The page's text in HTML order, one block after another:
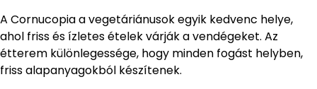
A Cornucopia a vegetáriánusok egyik kedvenc helye,
ahol friss és ízletes ételek várják a vendégeket. Az
étterem különlegessége, hogy minden fogást helyben,
friss alapanyagokból készítenek.